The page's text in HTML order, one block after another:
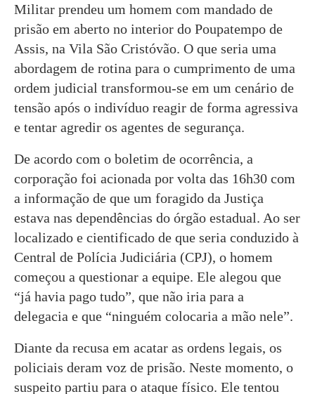
Militar prendeu um homem com mandado de
prisão em aberto no interior do Poupatempo de
Assis, na Vila São Cristóvão. O que seria uma
abordagem de rotina para o cumprimento de uma
ordem judicial transformou-se em um cenário de
tensão após o indivíduo reagir de forma agressiva
e tentar agredir os agentes de segurança.
De acordo com o boletim de ocorrência, a
corporação foi acionada por volta das 16h30 com
a informação de que um foragido da Justiça
estava nas dependências do órgão estadual. Ao ser
localizado e cientificado de que seria conduzido à
Central de Polícia Judiciária (CPJ), o homem
começou a questionar a equipe. Ele alegou que
“já havia pago tudo”, que não iria para a
delegacia e que “ninguém colocaria a mão nele”.
Diante da recusa em acatar as ordens legais, os
policiais deram voz de prisão. Neste momento, o
suspeito partiu para o ataque físico. Ele tentou